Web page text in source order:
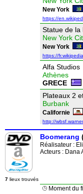
New York
https://
Statue de la
New York
New York
https://
Alfa Studios
Athènes
GRECE
Plateaux 2
Burbank
Californie
http://
Boomerang
Réalisateur :
Acteurs : Dana
7 lieux trouvés
Moment du